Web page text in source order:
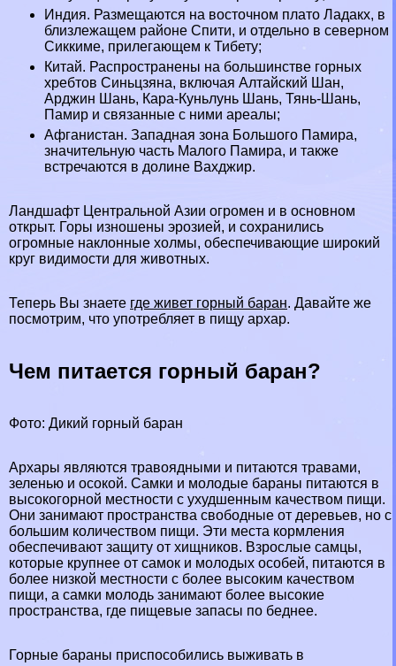
Индия. Размещаются на восточном плато Ладакх, в
близлежащем районе Спити, и отдельно в северном
Сиккиме, прилегающем к Тибету;
Китай. Распространены на большинстве горных
хребтов Синьцзяна, включая Алтайский Шан,
Арджин Шань, Кара-Куньлунь Шань, Тянь-Шань,
Памир и связанные с ними ареалы;
Афганистан. Западная зона Большого Памира,
значительную часть Малого Памира, и также
встречаются в долине Вахджир.
Ландшафт Центральной Азии огромен и в основном
открыт. Горы изношены эрозией, и сохранились
огромные наклонные холмы, обеспечивающие широкий
круг видимости для животных.
Теперь Вы знаете где живет горный бapaн. Давайте же
посмотрим, что употрeбляет в пищу архар.
Чем питается горный бapaн?
Фото: Дикий горный бapaн
Архары являются травоядными и питаются травами,
зеленью и осокой. Самки и молодые бapaны питаются в
высокогорной местности с ухудшенным качеством пищи.
Они занимают прострaнcтва свободные от деревьев, но с
большим количеством пищи. Эти места кормления
обеспечивают защиту от хищников. Взрослые самцы,
которые крупнее от самок и молодых особей, питаются в
более низкой местности с более высоким качеством
пищи, а самки молодь занимают более высокие
прострaнcтва, где пищевые запасы по беднее.
Горные бapaны приспособились выживать в